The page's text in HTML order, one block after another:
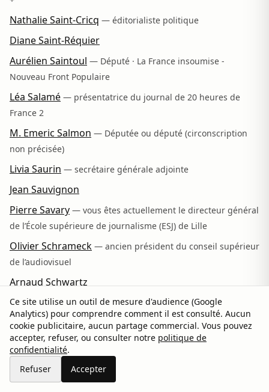
Nathalie Saint-Cricq — éditorialiste politique
Diane Saint-Réquier
Aurélien Saintoul — Député · La France insoumise -
Nouveau Front Populaire
Léa Salamé — présentatrice du journal de 20 heures de
France 2
M. Emeric Salmon — Députée ou député (circonscription
non précisée)
Livia Saurin — secrétaire générale adjointe
Jean Sauvignon
Pierre Savary — vous êtes actuellement le directeur général
de l’École supérieure de journalisme (ESJ) de Lille
Olivier Schrameck — ancien président du conseil supérieur
de l’audiovisuel
Arnaud Schwartz
Patrick Sebastien
Fabienne Servan Schreiber
Anne Sicard — Députée · Rassemblement National
Stéphane Sitbon-Gomez
programmes de France Télévisions
Ce site utilise un outil de mesure d'audience (Google
Analytics) pour comprendre comment il est consulté. Aucun
cookie publicitaire, aucun partage commercial. Vous pouvez
accepter, refuser, ou consulter notre politique de
confidentialité.
Refuser
Accepter